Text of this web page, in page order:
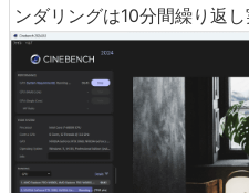
ンダリングは10分間繰り返し